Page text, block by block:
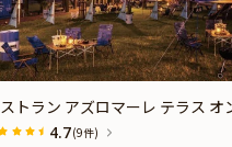
トラン アズロマーレ テラス オ
4.7(9件)